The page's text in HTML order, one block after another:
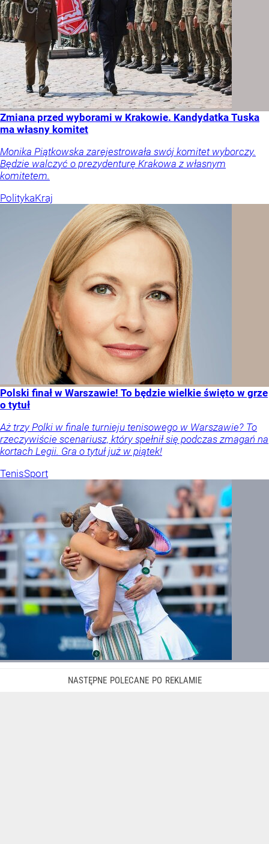
Zmiana przed wyborami w Krakowie. Kandydatka Tuska
ma własny komitet
Monika Piątkowska zarejestrowała swój komitet wyborczy.
Będzie walczyć o prezydenturę Krakowa z własnym
komitetem.
PolitykaKraj
Polski finał w Warszawie! To będzie wielkie święto w grze
o tytuł
Aż trzy Polki w finale turnieju tenisowego w Warszawie? To
rzeczywiście scenariusz, który spełnił się podczas zmagań na
kortach Legii. Gra o tytuł już w piątek!
TenisSport